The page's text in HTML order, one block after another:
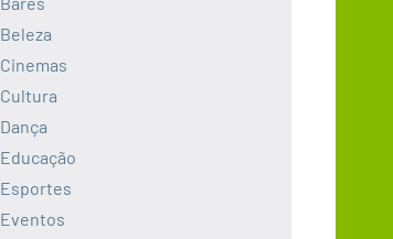
Beleza
Cinemas
Cultura
Dança
Educação
Esportes
Eventos